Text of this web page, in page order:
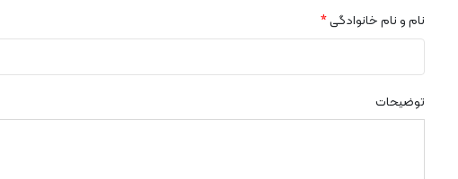
نام و نام خانوادگی*
توضیحات